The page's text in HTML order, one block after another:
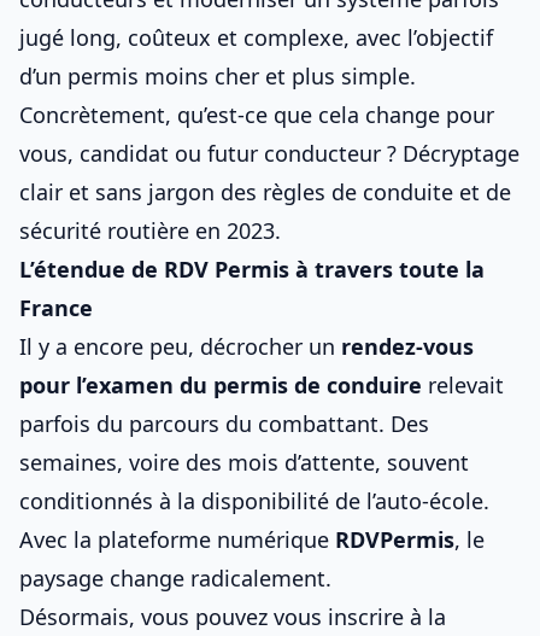
jugé long, coûteux et complexe, avec l’objectif
d’un permis moins cher et plus simple.
Concrètement, qu’est-ce que cela change pour
vous, candidat ou futur conducteur ? Décryptage
clair et sans jargon des règles de conduite et de
sécurité routière en 2023.
L’étendue de RDV Permis à travers toute la
France
Il y a encore peu, décrocher un rendez-vous
pour l’examen du permis de conduire relevait
parfois du parcours du combattant. Des
semaines, voire des mois d’attente, souvent
conditionnés à la disponibilité de l’auto-école.
Avec la plateforme numérique RDVPermis, le
paysage change radicalement.
Désormais, vous pouvez vous inscrire à la